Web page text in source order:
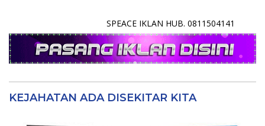
SPEACE IKLAN HUB. 0811504141
KEJAHATAN ADA DISEKITAR KITA